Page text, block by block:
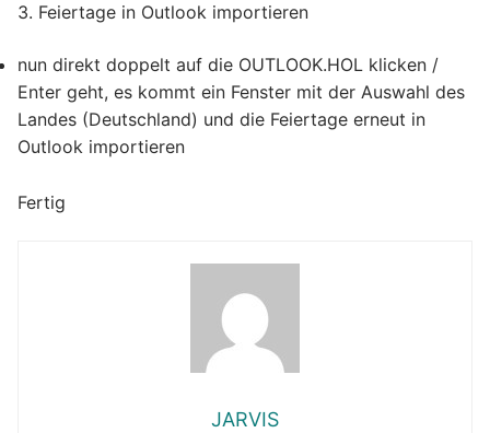
3. Feiertage in Outlook importieren
nun direkt doppelt auf die OUTLOOK.HOL klicken /
Enter geht, es kommt ein Fenster mit der Auswahl des
Landes (Deutschland) und die Feiertage erneut in
Outlook importieren
Fertig
JARVIS